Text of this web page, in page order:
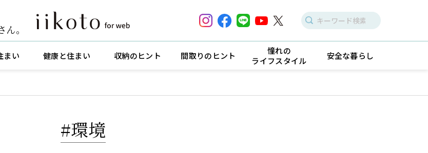
ん。
まい 健康と住まい 収納のヒント 間取りのヒント
憧れの
ライフスタイル
安全な暮らし
#環境